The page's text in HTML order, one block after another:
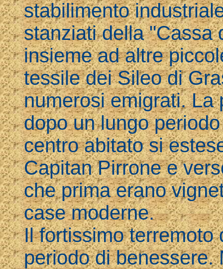
stabilimento
stanziati della "Cassa
insieme ad altre
tessile dei Sileo di
numerosi emigrati. La
dopo un lungo
centro abitato si
Capitan Pirrone e
che prima erano
case moderne.
Il fortissimo terremoto
periodo di benessere.